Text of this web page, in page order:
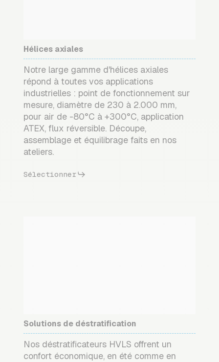
Hélices axiales
Notre large gamme d'hélices axiales
répond à toutes vos applications
industrielles : point de fonctionnement sur
mesure, diamètre de 230 à 2.000 mm,
pour air de -80°C à +300°C, application
ATEX, flux réversible. Découpe,
assemblage et équilibrage faits en nos
ateliers.
Sélectionner
Solutions de déstratification
Nos déstratificateurs HVLS offrent un
confort économique, en été comme en